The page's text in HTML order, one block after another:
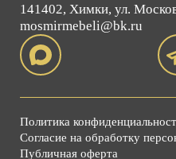
141402, Химки, ул.
mosmirmebeli@bk.ru
Политика
Согласие на обработку
Публичная оферта